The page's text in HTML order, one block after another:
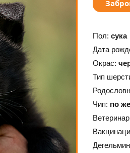
Пол: сука
Дата
Окрас:
Тип
Чип: по